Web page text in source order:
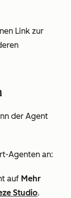
Link zur
der Agent
Agenten an:
auf Mehr
Studio.